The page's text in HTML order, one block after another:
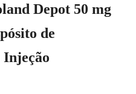
Depot 50 mg
de
Injeção